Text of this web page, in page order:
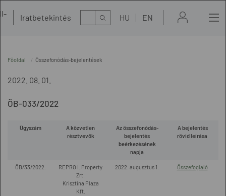
Iratbetekintés Kereső HU EN
Főoldal Összefonódás-bejelentések
2022. 08. 01.
ÖB-033/2022
Ügyszám
A közvetlen
résztvevők
Az összefonódás-
bejelentés
beérkezésének
napja
A bejelentés
rövid leírása
ÖB/33/2022.
REPRO I. Property
Zrt.
Krisztina Plaza
Kft.
2022. augusztus 1. Összefoglaló